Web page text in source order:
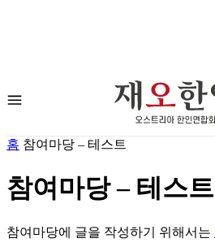
홈 참여마당 – 테스트
참여마당 – 테스트
참여마당에 글을 작성하기 위해서는